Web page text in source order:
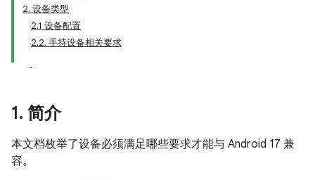
2. 设备类型
2.1 设备配置
2.2. 手持设备相关要求
1. 简介
本文档枚举了设备必须满足哪些要求才能与 Android 17 兼
容。